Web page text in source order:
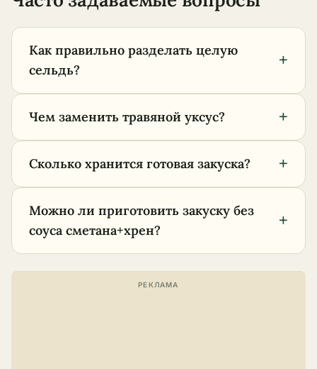
Как правильно разделать целую
сельдь?
+
Чем заменить травяной уксус? +
Сколько хранится готовая закуска? +
Можно ли приготовить закуску без
соуса сметана+хрен?
+